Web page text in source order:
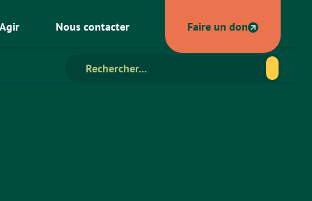
Agir Nous contacter Faire un don